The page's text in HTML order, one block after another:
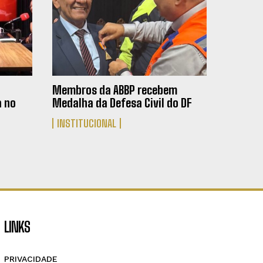
no
Membros da ABBP recebem
Medalha da Defesa Civil do DF
INSTITUCIONAL
LINKS
PRIVACIDADE